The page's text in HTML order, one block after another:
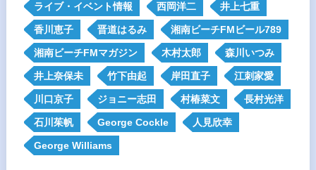
ライブ・イベント情報 西岡洋二 井上七重
香川恵子 晋道はるみ 湘南ビーチFMビール789
湘南ビーチFMマガジン 木村太郎 森川いつみ
井上奈保未 竹下由起 岸田直子 江刺家愛
川口京子 ジョニー志田 村椿菜文 長村光洋
石川茱帆 George Cockle 人見欣幸
George Williams